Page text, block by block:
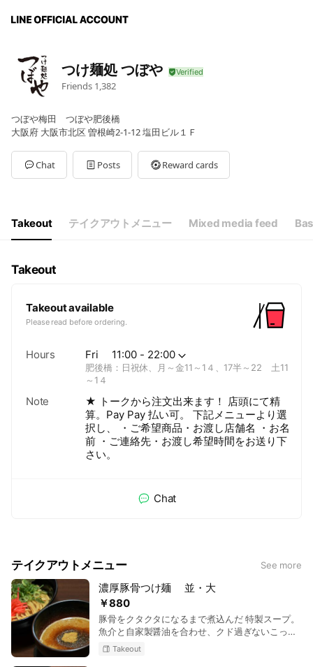
つけ麺処 つぼや
Friends 1,382
つぼや梅田 つぼや肥後橋
大阪府 大阪市北区 曽根崎2-1-12 塩田ビル１Ｆ
Chat Posts Reward cards
Takeout テイクアウトメニュー Mixed media feed
Takeout
Takeout available
Please read before ordering.
Hours Fri 11:00 - 22:00
肥後橋：日祝休、月～金11～1４、17半～22 土11
～1４
Note
★ トークから注文出来ます！ 店頭にて精
算。Pay Pay 払い可。 下記メニューより選
択し、 ・ご希望商品・お渡し店舗名 ・お名
前 ・ご連絡先・お渡し希望時間をお送り下
さい。
Chat
テイクアウトメニュー See more
￥880
濃厚豚骨つけ麺 並・大
豚骨をクタクタになるまで煮込んだ 特製スープ。
魚介と自家製醤油を合わせ、クド過ぎないこって
りスープに仕上げました。
Takeout